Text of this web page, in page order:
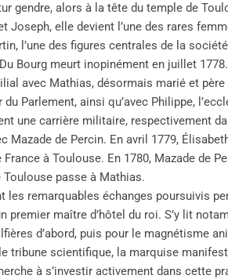
gendre, alors à la tête du temple de
elle devient l’une des rares
l’une des figures centrales de la
Bourg meurt inopinément en juillet
avec Mathias, désormais marié et
Parlement, ainsi qu’avec Philippe,
une carrière militaire, respectivement
Mazade de Percin. En avril 1779,
à Toulouse. En 1780, Mazade de
passe à Mathias.
les remarquables échanges poursuivis
premier maître d’hôtel du roi. S’y lit
d’abord, puis pour le magnétisme
tribune scientifique, la marquise
à s’investir activement dans cette